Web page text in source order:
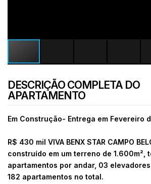
DESCRIÇÃO COMPLETA DO
APARTAMENTO
Em Construção- Entrega em Fevereiro
R$ 430 mil VIVA BENX STAR CAMPO
construído em um terreno de 1.600m²,
apartamentos por andar, 03
182 apartamentos no total.